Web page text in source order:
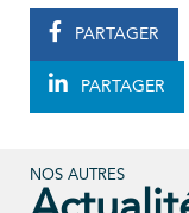
PARTAGER
PARTAGER
NOS AUTRES